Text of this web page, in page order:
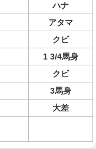
ハナ
アタマ
クビ
1 3/4馬身
クビ
3馬身
大差